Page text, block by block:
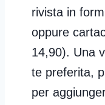
Formatore
rivista in
oppure
14,90). Una
te preferita,
per